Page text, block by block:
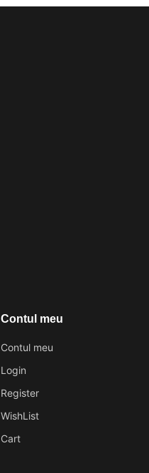
Contul meu
Contul meu
Login
Register
WishList
Cart